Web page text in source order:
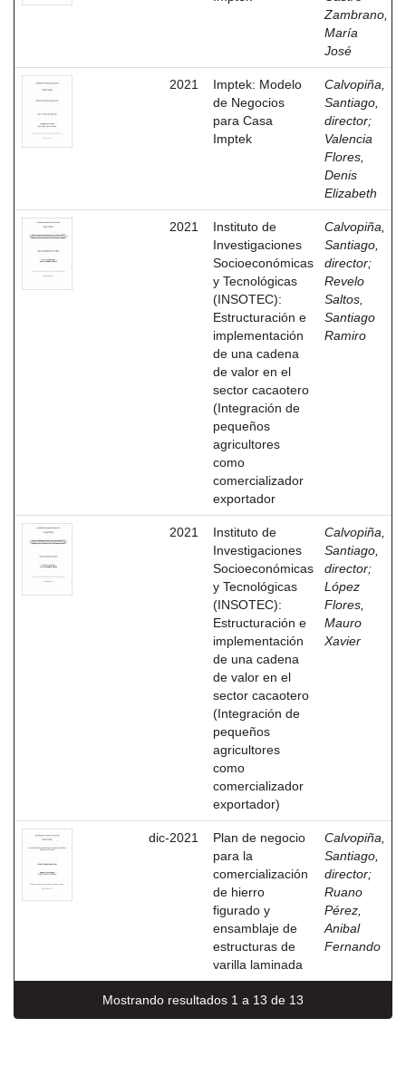
Zambrano,
María
José
2021
Imptek: Modelo
de Negocios
para Casa
Imptek
Calvopiña,
Santiago,
director;
Valencia
Flores,
Denis
Elizabeth
2021
Instituto de
Investigaciones
Socioeconómicas
y Tecnológicas
(INSOTEC):
Estructuración e
implementación
de una cadena
de valor en el
sector cacaotero
(Integración de
pequeños
agricultores
como
comercializador
exportador
Calvopiña,
Santiago,
director;
Revelo
Saltos,
Santiago
Ramiro
2021
Instituto de
Investigaciones
Socioeconómicas
y Tecnológicas
(INSOTEC):
Estructuración e
implementación
de una cadena
de valor en el
sector cacaotero
(Integración de
pequeños
agricultores
como
comercializador
exportador)
Calvopiña,
Santiago,
director;
López
Flores,
Mauro
Xavier
dic-2021
Plan de negocio
para la
comercialización
de hierro
figurado y
ensamblaje de
estructuras de
varilla laminada
Calvopiña,
Santiago,
director;
Ruano
Pérez,
Anibal
Fernando
Mostrando resultados 1 a 13 de 13